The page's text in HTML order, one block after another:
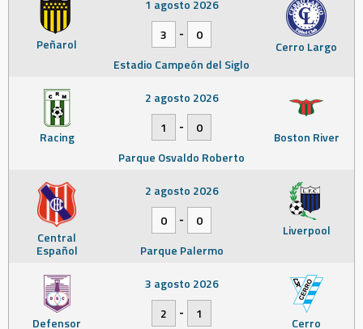
Peñarol Cerro Largo
1 agosto 2026
3
-
0
Estadio Campeón del Siglo
Racing Boston River
2 agosto 2026
1
-
0
Parque Osvaldo Roberto
Central
Español
Liverpool
2 agosto 2026
0
-
0
Parque Palermo
Defensor Cerro
3 agosto 2026
2
-
1